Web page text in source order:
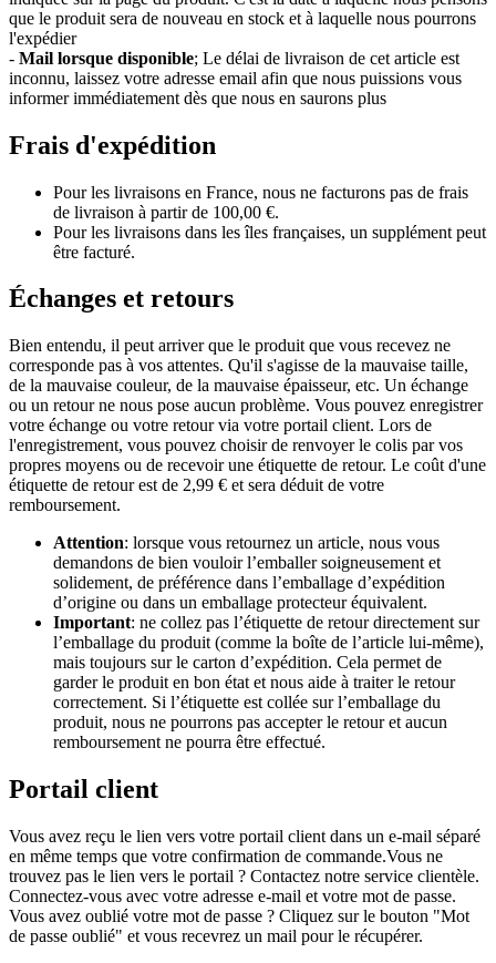
que le produit sera de nouveau en stock et à laquelle nous pourrons
l'expédier
- Mail lorsque disponible; Le délai de livraison de cet article est
inconnu, laissez votre adresse email afin que nous puissions vous
informer immédiatement dès que nous en saurons plus
Frais d'expédition
Pour les livraisons en France, nous ne facturons pas de frais
de livraison à partir de 100,00 €.
Pour les livraisons dans les îles françaises, un supplément peut
être facturé.
Échanges et retours
Bien entendu, il peut arriver que le produit que vous recevez ne
corresponde pas à vos attentes. Qu'il s'agisse de la mauvaise taille,
de la mauvaise couleur, de la mauvaise épaisseur, etc. Un échange
ou un retour ne nous pose aucun problème. Vous pouvez enregistrer
votre échange ou votre retour via votre portail client. Lors de
l'enregistrement, vous pouvez choisir de renvoyer le colis par vos
propres moyens ou de recevoir une étiquette de retour. Le coût d'une
étiquette de retour est de 2,99 € et sera déduit de votre
remboursement.
Attention: lorsque vous retournez un article, nous vous
demandons de bien vouloir l’emballer soigneusement et
solidement, de préférence dans l’emballage d’expédition
d’origine ou dans un emballage protecteur équivalent.
Important: ne collez pas l’étiquette de retour directement sur
l’emballage du produit (comme la boîte de l’article lui-même),
mais toujours sur le carton d’expédition. Cela permet de
garder le produit en bon état et nous aide à traiter le retour
correctement. Si l’étiquette est collée sur l’emballage du
produit, nous ne pourrons pas accepter le retour et aucun
remboursement ne pourra être effectué.
Portail client
Vous avez reçu le lien vers votre portail client dans un e-mail séparé
en même temps que votre confirmation de commande.Vous ne
trouvez pas le lien vers le portail ? Contactez notre service clientèle.
Connectez-vous avec votre adresse e-mail et votre mot de passe.
Vous avez oublié votre mot de passe ? Cliquez sur le bouton "Mot
de passe oublié" et vous recevrez un mail pour le récupérer.